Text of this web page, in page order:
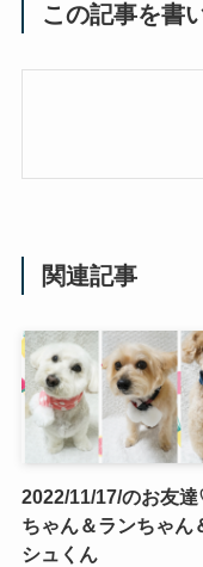
この記事を書
関連記事
2022/11/17/のお友
ちゃん＆ランちゃん
シュくん